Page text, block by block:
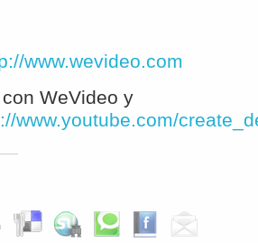
www.wevideo.com
WeVideo y
www.youtube.com/